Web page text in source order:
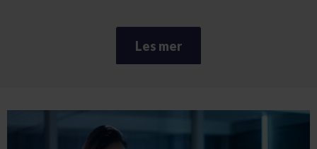
Les mer